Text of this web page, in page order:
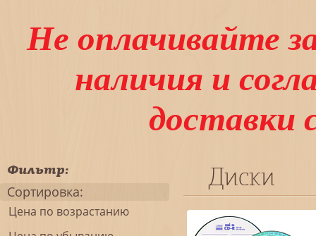
Не оплачивайте
наличия и
доставки
Фильтр:
Сортировка:
Цена по возрастанию
Диски